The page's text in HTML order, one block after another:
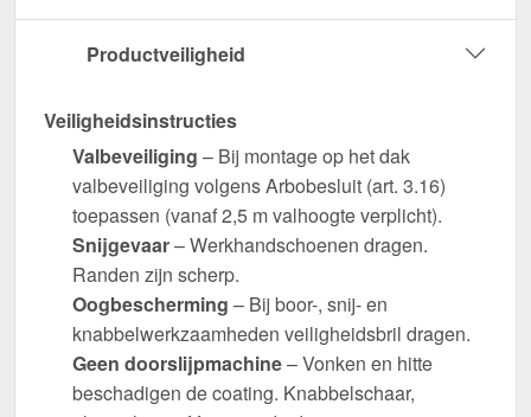
Productveiligheid
Veiligheidsinstructies
Valbeveiliging – Bij montage op het dak
valbeveiliging volgens Arbobesluit (art. 3.16)
toepassen (vanaf 2,5 m valhoogte verplicht).
Snijgevaar– Werkhandschoenen dragen.
Randen zijn scherp.
Oogbescherming – Bij boor-, snij- en
knabbelwerkzaamheden veiligheidsbril dragen.
Geen doorslijpmachine– Vonken en hitte
beschadigen de coating. Knabbelschaar,